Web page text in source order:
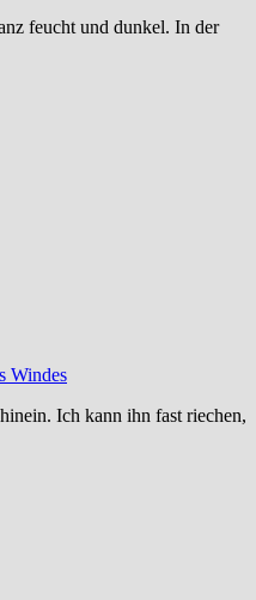
feucht und dunkel. In der
Windes
Ich kann ihn fast riechen,